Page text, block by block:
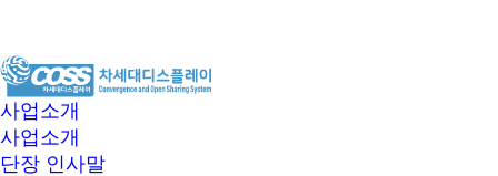
사업소개
사업소개
단장 인사말